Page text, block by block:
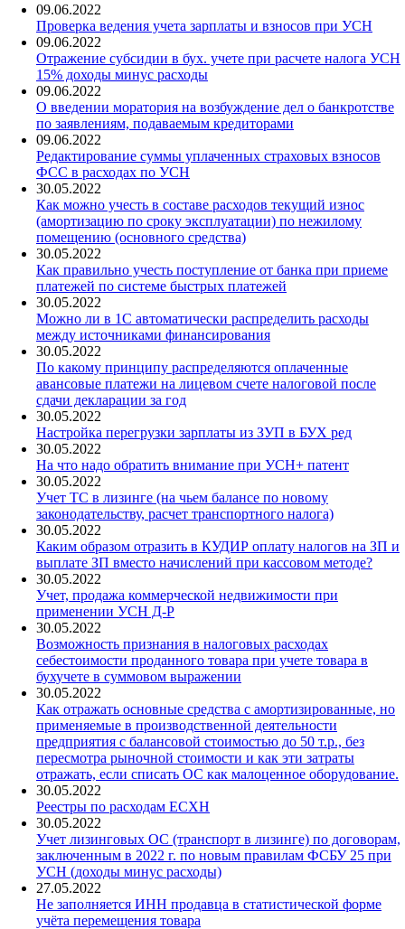
09.06.2022
Проверка ведения учета зарплаты и взносов при УСН
09.06.2022
Отражение субсидии в бух. учете при расчете налога УСН
15% доходы минус расходы
09.06.2022
О введении моратория на возбуждение дел о банкротстве
по заявлениям, подаваемым кредиторами
09.06.2022
Редактирование суммы уплаченных страховых взносов
ФСС в расходах по УСН
30.05.2022
Как можно учесть в составе расходов текущий износ
(амортизацию по сроку эксплуатации) по нежилому
помещению (основного средства)
30.05.2022
Как правильно учесть поступление от банка при приеме
платежей по системе быстрых платежей
30.05.2022
Можно ли в 1С автоматически распределить расходы
между источниками финансирования
30.05.2022
По какому принципу распределяются оплаченные
авансовые платежи на лицевом счете налоговой после
сдачи декларации за год
30.05.2022
Настройка перегрузки зарплаты из ЗУП в БУХ ред
30.05.2022
На что надо обратить внимание при УСН+ патент
30.05.2022
Учет ТС в лизинге (на чьем балансе по новому
законодательству, расчет транспортного налога)
30.05.2022
Каким образом отразить в КУДИР оплату налогов на ЗП и
выплате ЗП вместо начислений при кассовом методе?
30.05.2022
Учет, продажа коммерческой недвижимости при
применении УСН Д-Р
30.05.2022
Возможность признания в налоговых расходах
себестоимости проданного товара при учете товара в
бухучете в суммовом выражении
30.05.2022
Как отражать основные средства с амортизированные, но
применяемые в производственной деятельности
предприятия с балансовой стоимостью до 50 т.р., без
пересмотра рыночной стоимости и как эти затраты
отражать, если списать ОС как малоценное оборудование.
30.05.2022
Реестры по расходам ЕСХН
30.05.2022
Учет лизинговых ОС (транспорт в лизинге) по договорам,
заключенным в 2022 г. по новым правилам ФСБУ 25 при
УСН (доходы минус расходы)
27.05.2022
Не заполняется ИНН продавца в статистической форме
учёта перемещения товара